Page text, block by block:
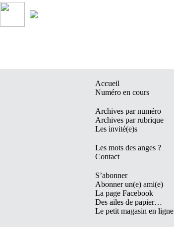
Accueil
Numéro en cours
Archives par numéro
Archives par rubrique
Les invité(e)s
Les mots des anges ?
Contact
S’abonner
Abonner un(e) ami(e)
La page Facebook
Des ailes de papier…
Le petit magasin en ligne